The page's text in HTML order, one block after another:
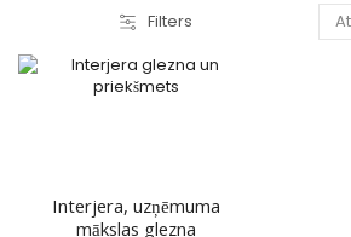
Filters
Interjera, uzņēmuma
mākslas glezna